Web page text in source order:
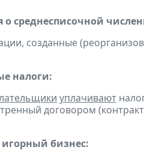
о среднесписочной
созданные
налоги:
уплачивают
договором
игорный бизнес: